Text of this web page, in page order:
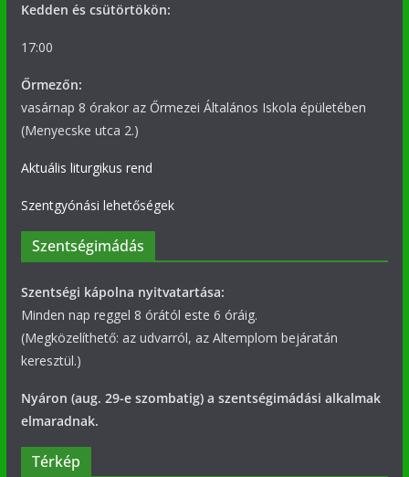
Kedden és csütörtökön:
17:00
Őrmezőn:
vasárnap 8 órakor az Őrmezei Általános Iskola épületében
(Menyecske utca 2.)
Aktuális liturgikus rend
Szentgyónási lehetőségek
Szentségimádás
Szentségi kápolna nyitvatartása:
Minden nap reggel 8 órától este 6 óráig.
(Megközelíthető: az udvarról, az Altemplom bejáratán
keresztül.)
Nyáron (aug. 29-e szombatig) a szentségimádási alkalmak
elmaradnak.
Térkép